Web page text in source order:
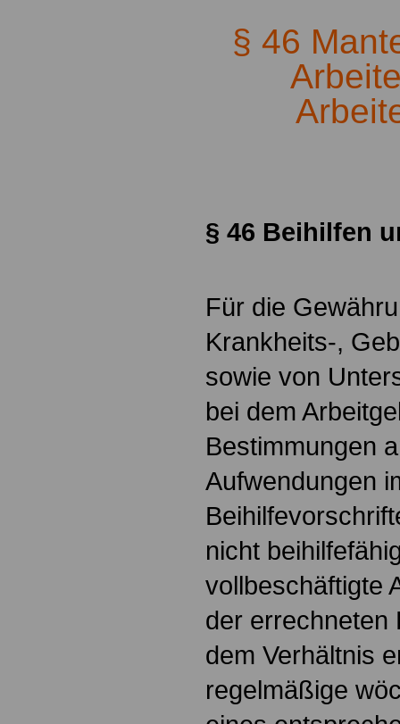
§ 46
§ 46 Beihilfen
Für die
Krankheits-,
sowie von
bei dem
Bestimmungen
Aufwendungen
nicht
vollbeschäftigte
der errechneten
dem Verhältnis
regelmäßige